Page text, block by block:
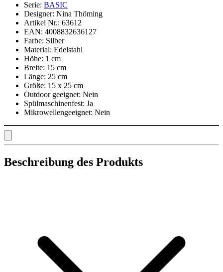
Serie: BASIC
Designer: Nina Thöming
Artikel Nr.: 63612
EAN: 4008832636127
Farbe: Silber
Material: Edelstahl
Höhe: 1 cm
Breite: 15 cm
Länge: 25 cm
Größe: 15 x 25 cm
Outdoor geeignet: Nein
Spülmaschinenfest: Ja
Mikrowellengeeignet: Nein
Beschreibung des Produkts